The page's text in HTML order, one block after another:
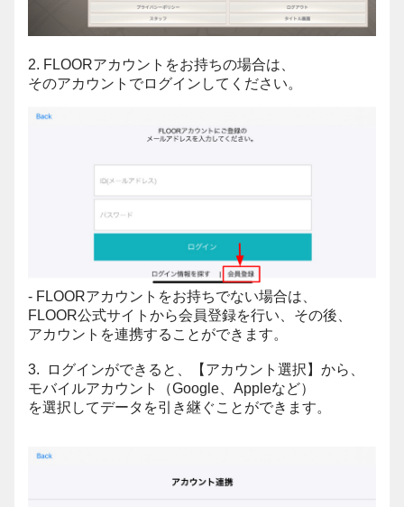
2. FLOORアカウントをお持ちの場合は、
そのアカウントでログインしてください。
- FLOORアカウントをお持ちでない場合は、
FLOOR公式サイトから会員登録を行い、その後、
アカウントを連携することができます。
3. ログインができると、【アカウント選択】から、
モバイルアカウント（Google、Appleなど）
を選択してデータを引き継ぐことができます。